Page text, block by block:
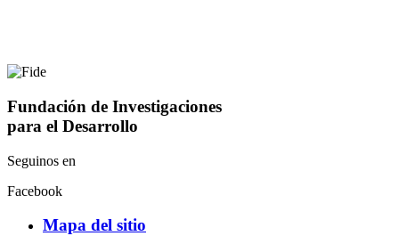
Fundación de Investigaciones
para el Desarrollo
Seguinos en
Facebook
Mapa del sitio